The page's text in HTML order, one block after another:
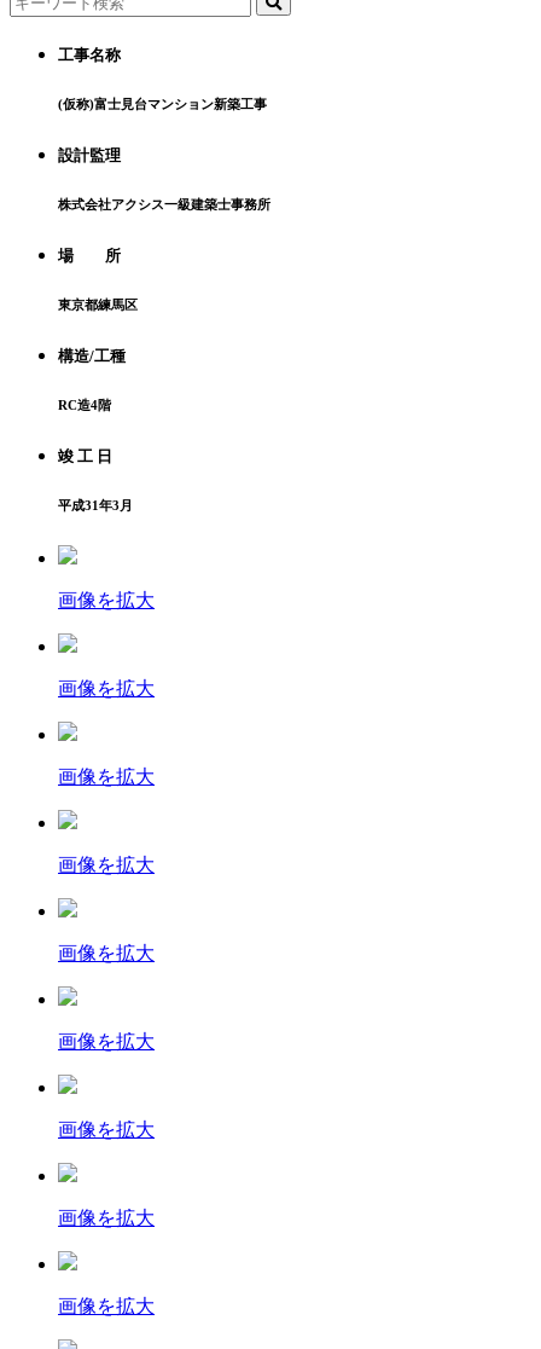
工事名称
(仮称)富士見台マンション新築工事
設計監理
株式会社アクシス一級建築士事務所
場 所
東京都練馬区
構造/工種
RC造4階
竣 工 日
平成31年3月
画像を拡大
画像を拡大
画像を拡大
画像を拡大
画像を拡大
画像を拡大
画像を拡大
画像を拡大
画像を拡大